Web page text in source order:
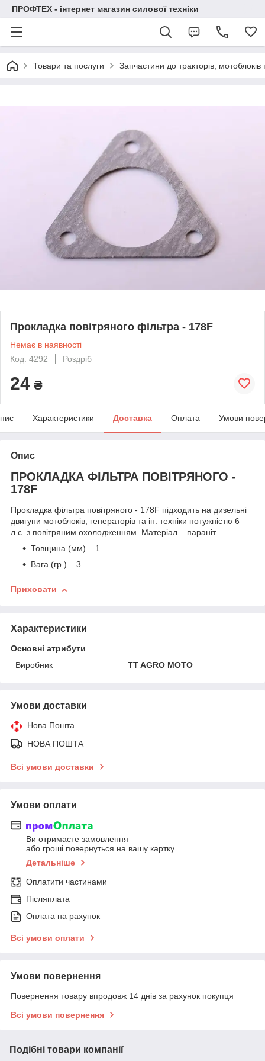
ПРОФТЕХ - інтернет магазин силової техніки
Товари та послуги Запчастини до тракторів,
Прокладка повітряного фільтра - 178F
Немає в наявності
Код: 4292
Роздріб
24 ₴
Характеристики Доставка Оплата Умови
Опис
ПРОКЛАДКА ФІЛЬТРА ПОВІТРЯНОГО -
178F
Прокладка фільтра повітряного - 178F підходить на дизельні
двигуни мотоблоків, генераторів та ін. техніки потужністю 6
л.с. з повітряним охолодженням. Матеріал – параніт.
Товщина (мм) – 1
Вага (гр.) – 3
Приховати
Характеристики
Основні атрибути
Виробник
TT AGRO MOTO
Умови доставки
Нова Пошта
НОВА ПОШТА
Всі умови доставки
Умови оплати
Ви отримаєте замовлення
або гроші повернуться на вашу картку
Детальніше
Оплатити частинами
Післяплата
Оплата на рахунок
Всі умови оплати
Умови повернення
Повернення товару впродовж 14 днів за рахунок покупця
Всі умови повернення
Подібні товари компанії